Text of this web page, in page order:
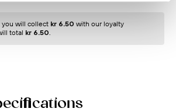
will collect kr 6.50 with our loyalty
total kr 6.50.